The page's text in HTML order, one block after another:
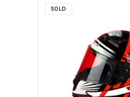
SOLD
LEER MÁS